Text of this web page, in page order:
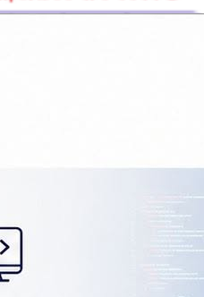
समयभित्र आफ्नो नयाँ